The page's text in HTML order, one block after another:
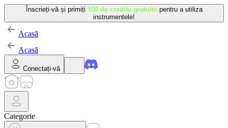
Înscrieți-vă și primiți 100 de credite gratuite pentru a utiliza
instrumentele!
Acasă
Acasă
Conectați-vă
Categorie